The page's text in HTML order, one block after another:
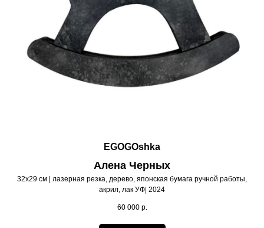
EGOGOshka
Алена Черных
32х29 см | лазерная резка, дерево, японская бумага ручной работы,
акрил, лак УФ| 2024
60 000 р.